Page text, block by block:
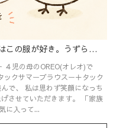
「変わった服だね」と言われても、私はこの服が好き。うずらちゃんレビューの話！
４児の母のOREO(オレオ)で
に入って...